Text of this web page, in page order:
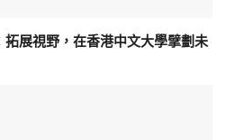
展視野，在香港中文大學擘劃未